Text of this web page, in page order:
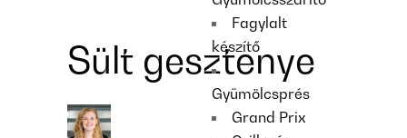
Fagylalt
készítő
Gyümölcsprés
Grand Prix
Sült gesztenye